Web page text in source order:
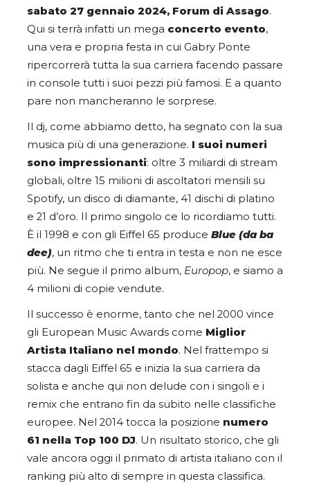
sabato 27 gennaio 2024, Forum di Assago.
Qui si terrà infatti un mega concerto evento,
una vera e propria festa in cui Gabry Ponte
ripercorrerà tutta la sua carriera facendo passare
in console tutti i suoi pezzi più famosi. E a quanto
pare non mancheranno le sorprese.
Il dj, come abbiamo detto, ha segnato con la sua
musica più di una generazione. I suoi numeri
sono impressionanti: oltre 3 miliardi di stream
globali, oltre 15 milioni di ascoltatori mensili su
Spotify, un disco di diamante, 41 dischi di platino
e 21 d’oro. Il primo singolo ce lo ricordiamo tutti.
È il 1998 e con gli Eiffel 65 produce Blue (da ba
dee), un ritmo che ti entra in testa e non ne esce
più. Ne segue il primo album, Europop, e siamo a
4 milioni di copie vendute.
Il successo è enorme, tanto che nel 2000 vince
gli European Music Awards come Miglior
Artista Italiano nel mondo. Nel frattempo si
stacca dagli Eiffel 65 e inizia la sua carriera da
solista e anche qui non delude con i singoli e i
remix che entrano fin da subito nelle classifiche
europee. Nel 2014 tocca la posizione numero
61 nella Top 100 DJ. Un risultato storico, che gli
vale ancora oggi il primato di artista italiano con il
ranking più alto di sempre in questa classifica.